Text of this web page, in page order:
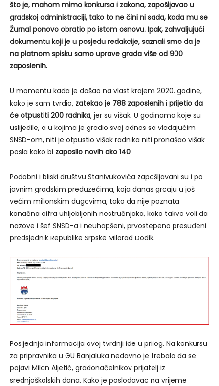
što je, mahom mimo konkursa i zakona, zapošljavao u
gradskoj administraciji, tako to ne čini ni sada, kada mu se
Žurnal ponovo obratio po istom osnovu. Ipak, zahvaljujući
dokumentu koji je u posjedu redakcije, saznali smo da je
na platnom spisku samo uprave grada više od 900
zaposlenih.
U momentu kada je došao na vlast krajem 2020. godine,
kako je sam tvrdio, zatekao je 788 zaposlenih i prijetio da
će otpustiti 200 radnika, jer su višak. U godinama koje su
uslijedile, a u kojima je gradio svoj odnos sa vladajućim
SNSD-om, niti je otpustio višak radnika niti pronašao višak
posla kako bi zaposlio novih oko 140.
Podobni i bliski društvu Stanivukovića zapošljavani su i po
javnim gradskim preduzećima, koja danas grcaju u još
većim milionskim dugovima, tako da nije poznata
konačna cifra uhljebljenih nestručnjaka, kako takve voli da
nazove i šef SNSD-a i neuhapšeni, prvostepeno presuđeni
predsjednik Republike Srpske Milorad Dodik.
Posljednja informacija ovoj tvrdnji ide u prilog. Na konkursu
za pripravnika u GU Banjaluka nedavno je trebalo da se
pojavi Milan Aljetić, gradonačelnikov prijatelj iz
srednjoškolskih dana. Kako je poslodavac na vrijeme